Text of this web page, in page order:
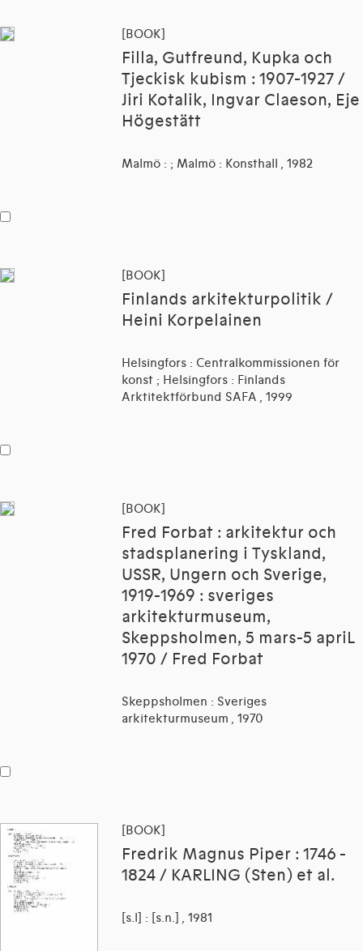
[BOOK]
Filla, Gutfreund, Kupka och
Tjeckisk kubism : 1907-1927 /
Jiri Kotalik, Ingvar Claeson, Eje
Högestätt
Malmö : ; Malmö : Konsthall , 1982
[BOOK]
Finlands arkitekturpolitik /
Heini Korpelainen
Helsingfors : Centralkommissionen för
konst ; Helsingfors : Finlands
Arktitektförbund SAFA , 1999
[BOOK]
Fred Forbat : arkitektur och
stadsplanering i Tyskland,
USSR, Ungern och Sverige,
1919-1969 : sveriges
arkitekturmuseum,
Skeppsholmen, 5 mars-5 apriL
1970 / Fred Forbat
Skeppsholmen : Sveriges
arkitekturmuseum , 1970
[BOOK]
Fredrik Magnus Piper : 1746 -
1824 / KARLING (Sten) et al.
[s.l] : [s.n.] , 1981